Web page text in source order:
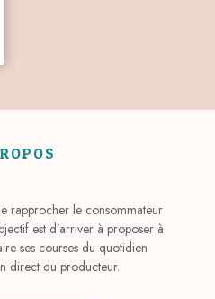
rapprocher le consommateur
est d’arriver à proposer à
ses courses du quotidien
direct du producteur.